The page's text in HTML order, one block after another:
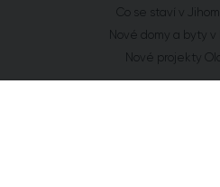
Co se staví v
Nové domy a byty
Nové projekty